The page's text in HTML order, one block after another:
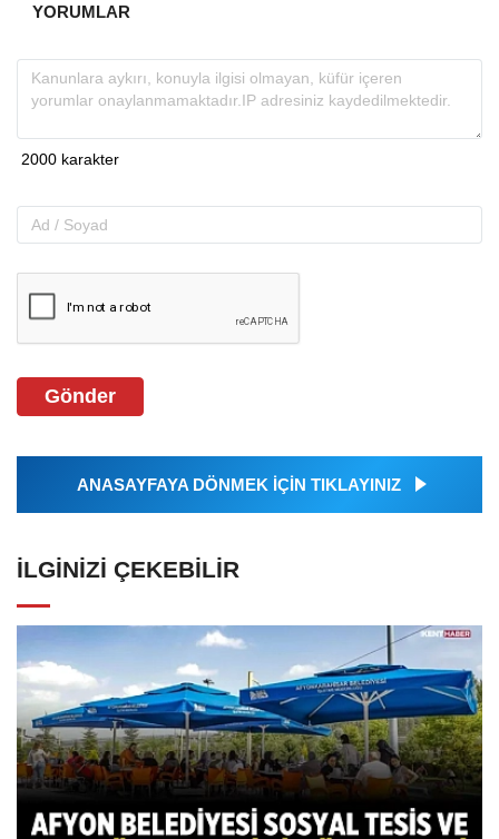
YORUMLAR
Gönder
ANASAYFAYA DÖNMEK İÇİN TIKLAYINIZ
İLGINIZI ÇEKEBILIR